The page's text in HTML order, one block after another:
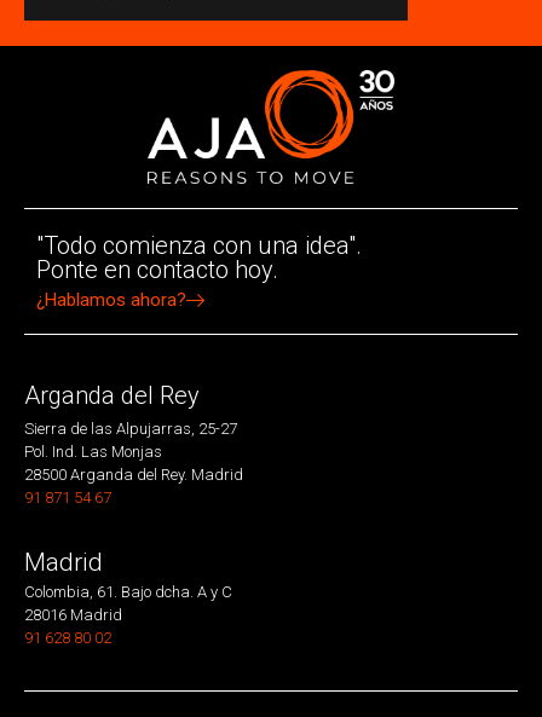
"Todo comienza con una idea".
Ponte en contacto hoy.
¿Hablamos ahora?
Arganda del Rey
Sierra de las Alpujarras, 25-27
Pol. Ind. Las Monjas
28500 Arganda del Rey. Madrid
91 871 54 67
Madrid
Colombia, 61. Bajo dcha. A y C
28016 Madrid
91 628 80 02